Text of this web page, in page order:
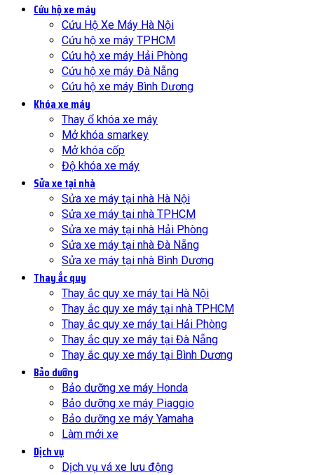
Cứu hộ xe máy
Cứu Hộ Xe Máy Hà Nội
Cứu hộ xe máy TPHCM
Cứu hộ xe máy Hải Phòng
Cứu hộ xe máy Đà Nẵng
Cứu hộ xe máy Bình Dương
Khóa xe máy
Thay ổ khóa xe máy
Mở khóa smarkey
Mở khóa cốp
Độ khóa xe máy
Sửa xe tại nhà
Sửa xe máy tại nhà Hà Nội
Sửa xe máy tại nhà TPHCM
Sửa xe máy tại nhà Hải Phòng
Sửa xe máy tại nhà Đà Nẵng
Sửa xe máy tại nhà Bình Dương
Thay ắc quy
Thay ắc quy xe máy tại Hà Nội
Thay ắc quy xe máy tại nhà TPHCM
Thay ắc quy xe máy tại Hải Phòng
Thay ắc quy xe máy tại Đà Nẵng
Thay ắc quy xe máy tại Bình Dương
Bảo dưỡng
Bảo dưỡng xe máy Honda
Bảo dưỡng xe máy Piaggio
Bảo dưỡng xe máy Yamaha
Làm mới xe
Dịch vụ
Dịch vụ vá xe lưu động